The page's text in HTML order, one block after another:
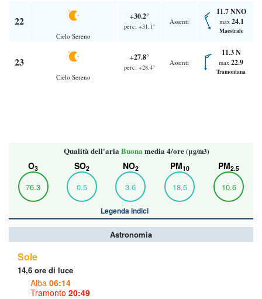
22
Cielo Sereno
+30.2°
perc. +31.1°
Assenti
11.7 NNO
max 24.1
Maestrale
23
Cielo Sereno
+27.8°
perc. +28.4°
Assenti
11.3 N
max 22.9
Tramontana
Qualità dell'ariaBuona media 4/ore(μg/m3)
O3
76.3
SO2
0.5
NO2
3.6
PM10
18.5
PM2.5
10.6
Legenda indici
Astronomia
Sole
14,6 ore di luce
Alba 06:14
Tramonto 20:49